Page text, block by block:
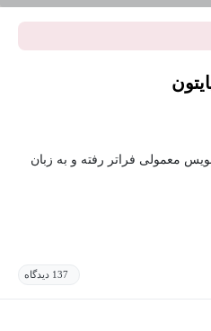
معمولی فراتر رفته و به زبان
137 دیدگاه